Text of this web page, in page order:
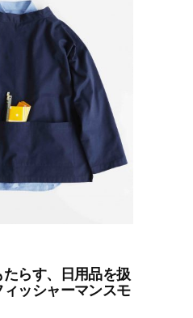
らす、日用品を扱
ッシャーマンスモ